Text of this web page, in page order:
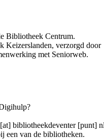
Bibliotheek Centrum.
Keizerslanden, verzorgd door
met Seniorweb.
bibliotheekdeventer [punt]
een van de bibliotheken.